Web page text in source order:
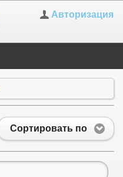
Авторизация
Сортировать по